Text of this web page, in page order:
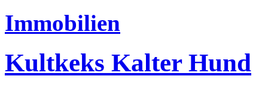
Immobilien
Kultkeks Kalter Hund